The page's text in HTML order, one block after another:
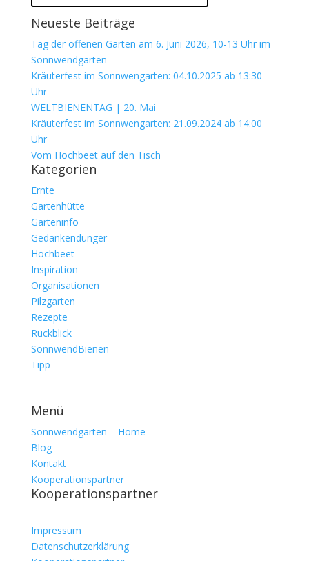
Neueste Beiträge
Tag der offenen Gärten am 6. Juni 2026, 10-13 Uhr im
Sonnwendgarten
Kräuterfest im Sonnwengarten: 04.10.2025 ab 13:30
Uhr
WELTBIENENTAG | 20. Mai
Kräuterfest im Sonnwengarten: 21.09.2024 ab 14:00
Uhr
Vom Hochbeet auf den Tisch
Kategorien
Ernte
Gartenhütte
Garteninfo
Gedankendünger
Hochbeet
Inspiration
Organisationen
Pilzgarten
Rezepte
Rückblick
SonnwendBienen
Tipp
Menü
Sonnwendgarten – Home
Blog
Kontakt
Kooperationspartner
Kooperationspartner
Impressum
Datenschutzerklärung